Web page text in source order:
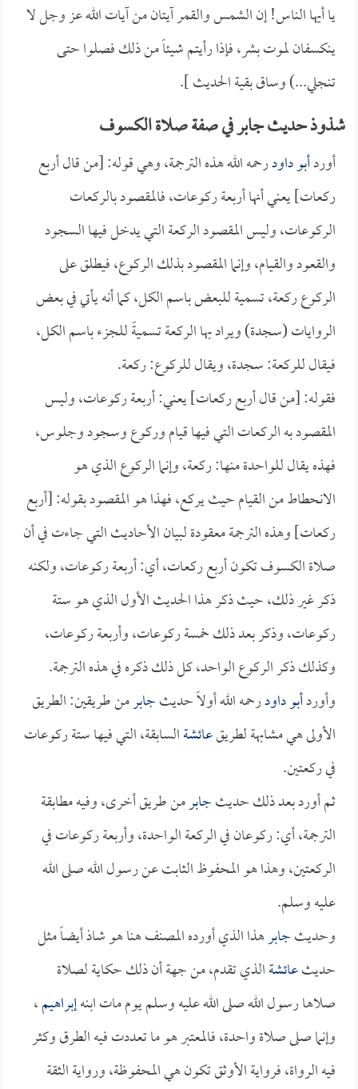
يا أيها الناس! إن الشمس والقمر آيتان من آيات الله عز وجل لا
ينكسفان لموت بشر، فإذا رأيتم شيئاً من ذلك فصلوا حتى
تنجلي...) وساق بقية الحديث ].
شذوذ حديث جابر في صفة صلاة الكسوف
أوردأبو داودرحمه الله هذه الترجمة، وهي قوله: [من قال أربع
ركعات] يعني أنها أربعة ركوعات، فالمقصود بالركعات
الركوعات، وليس المقصود الركعة التي يدخل فيها السجود
والقعود والقيام، وإنما المقصود بذلك الركوع، فيطلق على
الركوع ركعة، تسمية للبعض باسم الكل، كما أنه يأتي في بعض
الروايات (سجدة) ويراد بها الركعة تسميةً للجزء باسم الكل،
فيقال للركعة: سجدة، ويقال للركوع: ركعة.
فقوله: [من قال أربع ركعات] يعني: أربعة ركوعات، وليس
المقصود به الركعات التي فيها قيام وركوع وسجود وجلوس،
فهذه يقال للواحدة منها: ركعة، وإنما الركوع الذي هو
الانحطاط من القيام حيث يركع، فهذا هو المقصود بقوله: [أربع
ركعات] وهذه الترجمة معقودة لبيان الأحاديث التي جاءت في أن
صلاة الكسوف تكون أربع ركعات، أي: أربعة ركوعات، ولكنه
ذكر غير ذلك، حيث ذكر هذا الحديث الأول الذي هو ستة
ركوعات، وذكر بعد ذلك خمسة ركوعات، وأربعة ركوعات،
وكذلك ذكر الركوع الواحد، كل ذلك ذكره في هذه الترجمة.
وأوردأبو داودرحمه الله أولاً حديثجابرمن طريقين: الطريق
الأولى هي مشابهة لطريقعائشةالسابقة، التي فيها ستة ركوعات
في ركعتين.
ثم أورد بعد ذلك حديثجابرمن طريق أخرى، وفيه مطابقة
الترجمة، أي: ركوعان في الركعة الواحدة، وأربعة ركوعات في
الركعتين، وهذا هو المحفوظ الثابت عن رسول الله صلى الله
عليه وسلم.
وحديثجابرهذا الذي أورده المصنف هنا هو شاذ أيضاً مثل
حديثعائشةالذي تقدم، من جهة أن ذلك حكاية لصلاة
صلاها رسول الله صلى الله عليه وسلم يوم مات ابنهإبراهيم،
وإنما صلى صلاة واحدة، فالمعتبر هو ما تعددت فيه الطرق وكثر
فيه الرواة، فرواية الأوثق تكون هي المحفوظة، ورواية الثقة